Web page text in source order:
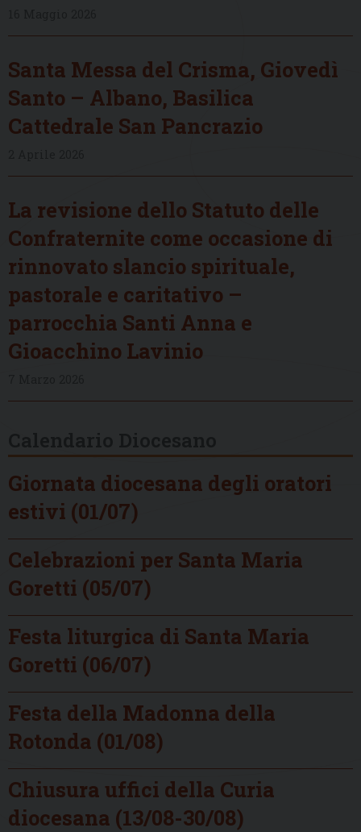
Santa Messa del Crisma, Giovedì
Santo – Albano, Basilica
Cattedrale San Pancrazio
La revisione dello Statuto delle
Confraternite come occasione di
rinnovato slancio spirituale,
pastorale e caritativo –
parrocchia Santi Anna e
Gioacchino Lavinio
Giornata diocesana degli oratori
estivi (01/07)
Celebrazioni per Santa Maria
Goretti (05/07)
Festa liturgica di Santa Maria
Goretti (06/07)
Festa della Madonna della
Rotonda (01/08)
Chiusura uffici della Curia
diocesana (13/08-30/08)